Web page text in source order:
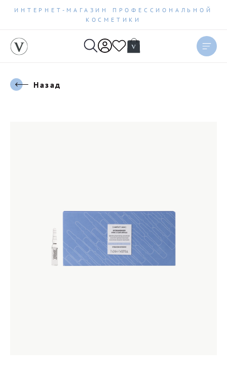
ИНТЕРНЕТ-МАГАЗИН ПРОФЕССИОНАЛЬНОЙ
КОСМЕТИКИ
Назад